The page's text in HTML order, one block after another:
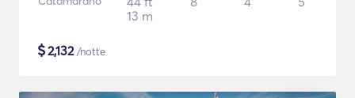
13 m
$2,132/notte